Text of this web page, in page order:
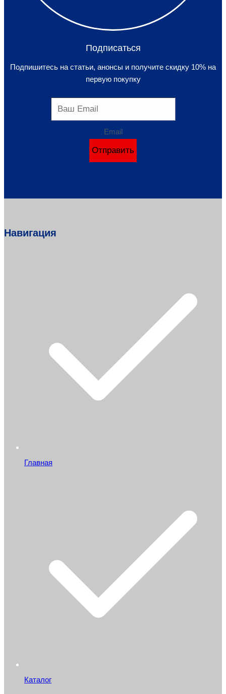
Подписаться
Подпишитесь на статьи, анонсы и получите скидку 10% на
первую покупку
Email
Отправить
Навигация
Главная
Каталог